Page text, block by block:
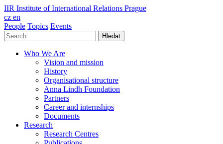
IIR Institute of International Relations Prague
cz en
People Topics Events
Hledat
Who We Are
Vision and mission
History
Organisational structure
Anna Lindh Foundation
Partners
Career and internships
Documents
Research
Research Centres